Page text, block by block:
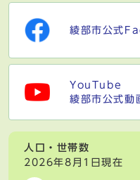
綾部市公式
YouTube
綾部市公式動
人口・世帯数
2026年8月1日現在